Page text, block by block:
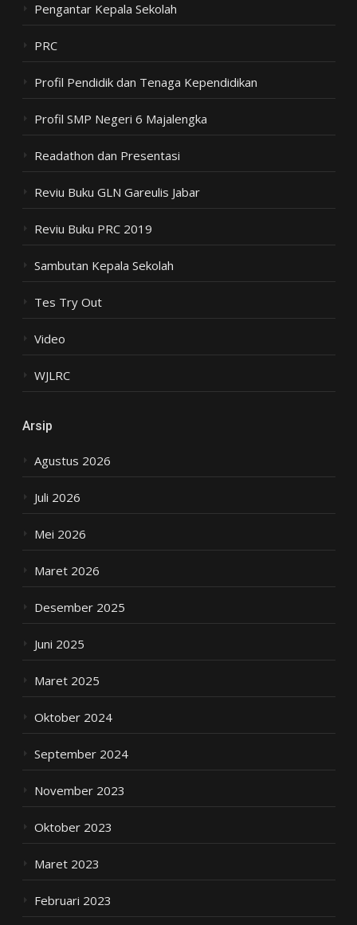
Pengantar Kepala Sekolah
PRC
Profil Pendidik dan Tenaga Kependidikan
Profil SMP Negeri 6 Majalengka
Readathon dan Presentasi
Reviu Buku GLN Gareulis Jabar
Reviu Buku PRC 2019
Sambutan Kepala Sekolah
Tes Try Out
Video
WJLRC
Arsip
Agustus 2026
Juli 2026
Mei 2026
Maret 2026
Desember 2025
Juni 2025
Maret 2025
Oktober 2024
September 2024
November 2023
Oktober 2023
Maret 2023
Februari 2023